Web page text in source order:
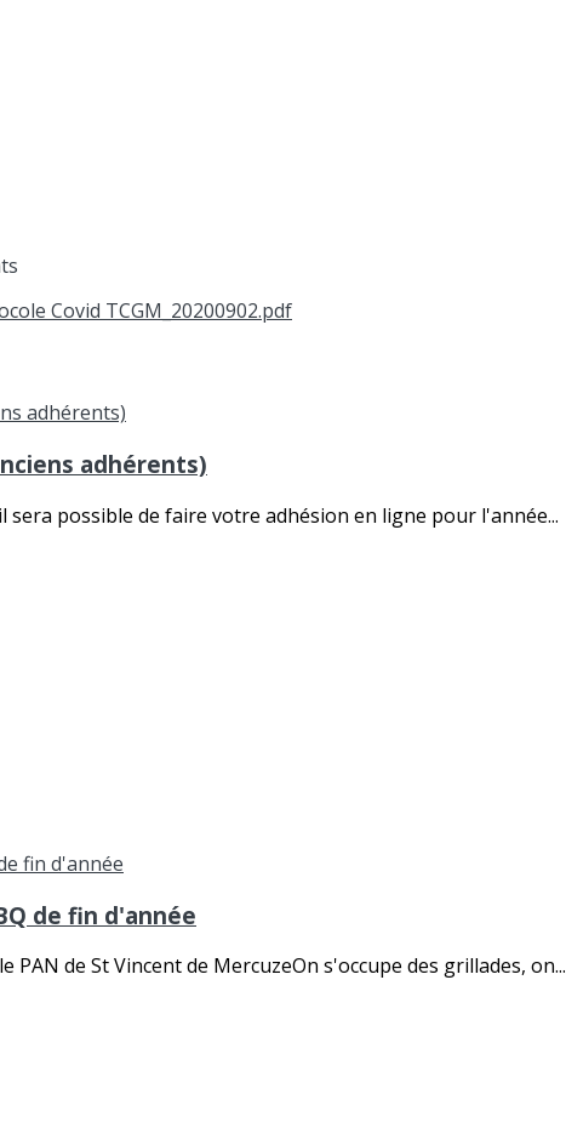
Covid TCGM_20200902.pdf
adhérents)
sera possible de faire votre adhésion en ligne pour l'année...
de fin d'année
PAN de St Vincent de MercuzeOn s'occupe des grillades, on...